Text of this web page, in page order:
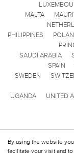
By using the website
facilitate your visit and
MALTA
PHILIPPINES
SAUDI ARABIA
SPAIN
SWEDEN
UGANDA
UNITED